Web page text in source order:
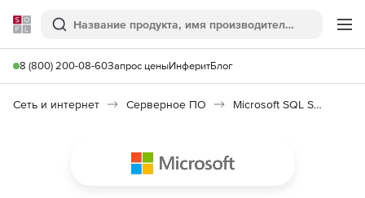
Softline
Поиск
8 (800) 200-08-60Запрос ценыИнферитБлог
Сеть и интернет Серверное ПО Microsoft SQL Server